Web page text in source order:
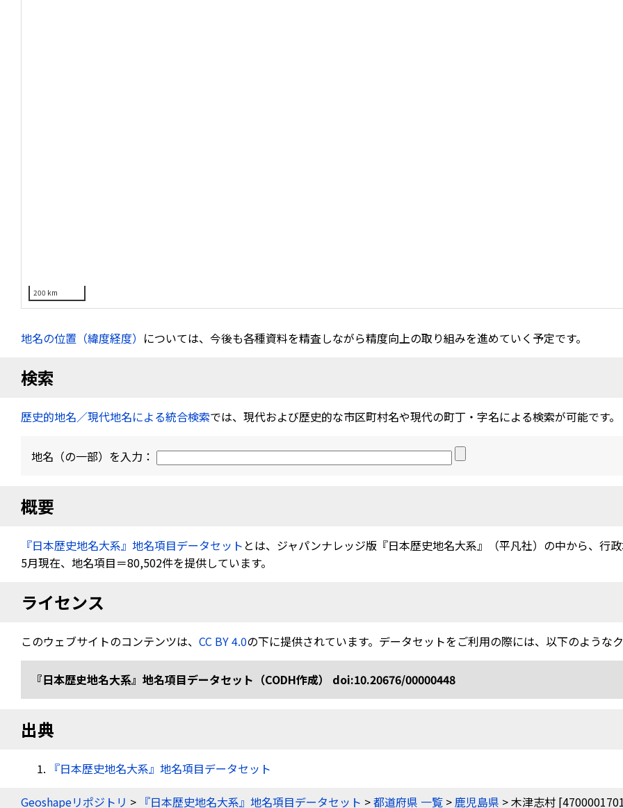
200 km
地名の位置（緯度経度） については、今後も各種資料を精査しながら精度向上の取り組みを進めていく予定です。
検索
歴史的地名／現代地名による統合検索では、現代および歴史的な市区町村名や現代の町丁・字名による検索が可能です。
地名（の一部）を入力：
概要
『日本歴史地名大系』地名項目データセット とは、ジャパンナレッジ版『日本歴史地名大系』（平凡社）の中から、行
5月現在、地名項目＝80,502件を提供しています。
ライセンス
このウェブサイトのコンテンツは、 CC BY 4.0の下に提供されています。データセットをご利用の際には、以下のような
『日本歴史地名大系』地名項目データセット（CODH作成） doi:10.20676/00000448
出典
『日本歴史地名大系』地名項目データセット
Geoshapeリポジトリ > 『日本歴史地名大系』地名項目データセット >都道府県 一覧 >鹿児島県 > 木津志村